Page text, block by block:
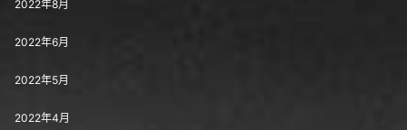
2022年8月
2022年6月
2022年5月
2022年4月